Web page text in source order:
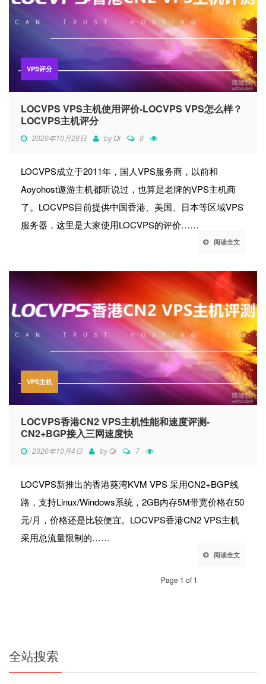
VPS评分
LOCVPS VPS主机使用评价-LOCVPS VPS怎么样？
LOCVPS主机评分
2020年10月28日 byQi 0
LOCVPS成立于2011年，国人VPS服务商，以前和
Aoyohost遨游主机都听说过，也算是老牌的VPS主机商
了。LOCVPS目前提供中国香港、美国、日本等区域VPS
服务器，这里是大家使用LOCVPS的评价……
阅读全文
VPS主机
LOCVPS香港CN2 VPS主机性能和速度评测-
CN2+BGP接入三网速度快
2020年10月4日 byQi 7
LOCVPS新推出的香港葵湾KVM VPS 采用CN2+BGP线
路，支持Linux/Windows系统，2GB内存5M带宽价格在50
元/月，价格还是比较便宜。LOCVPS香港CN2 VPS主机
采用总流量限制的……
阅读全文
Page 1 of 1
全站搜索